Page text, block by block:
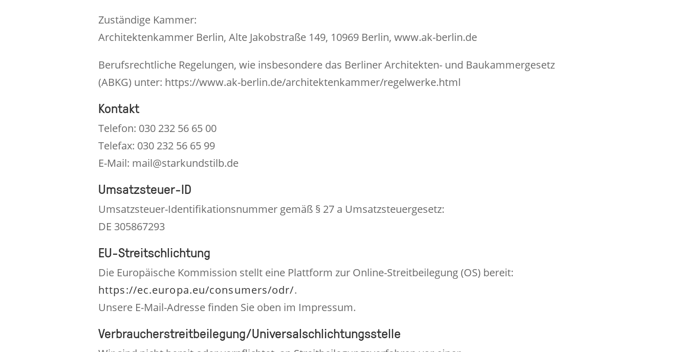
Zuständige Kammer:
Architektenkammer Berlin, Alte Jakobstraße 149, 10969 Berlin, www.ak-berlin.de
Berufsrechtliche Regelungen, wie insbesondere das Berliner Architekten- und Baukammergesetz
(ABKG) unter: https://www.ak-berlin.de/architektenkammer/regelwerke.html
Kontakt
Telefon: 030 232 56 65 00
Telefax: 030 232 56 65 99
E-Mail: mail@starkundstilb.de
Umsatzsteuer-ID
Umsatzsteuer-Identifikationsnummer gemäß § 27 a Umsatzsteuergesetz:
DE 305867293
EU-Streitschlichtung
Die Europäische Kommission stellt eine Plattform zur Online-Streitbeilegung (OS) bereit:
https://ec.europa.eu/consumers/odr/.
Unsere E-Mail-Adresse finden Sie oben im Impressum.
Verbraucher­streit­beilegung/Universal­schlichtungs­stelle